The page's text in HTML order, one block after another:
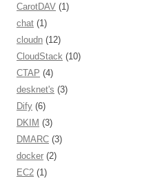
CarotDAV (1)
chat (1)
cloudn (12)
CloudStack (10)
CTAP (4)
desknet's (3)
Dify (6)
DKIM (3)
DMARC (3)
docker (2)
EC2 (1)